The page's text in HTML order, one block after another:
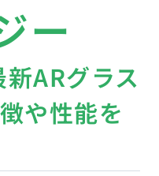
ー
新ARグラス
や性能を